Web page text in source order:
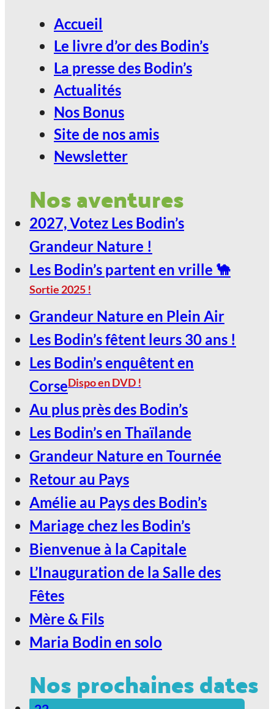
Accueil
Le livre d’or des Bodin’s
La presse des Bodin’s
Actualités
Nos Bonus
Site de nos amis
Newsletter
Nos aventures
2027, Votez Les Bodin’s
Grandeur Nature !
Les Bodin’s partent en vrille 🐪
Sortie 2025 !
Grandeur Nature en Plein Air
Les Bodin’s fêtent leurs 30 ans !
Les Bodin’s enquêtent en
CorseDispo en DVD !
Au plus près des Bodin’s
Les Bodin’s en Thaïlande
Grandeur Nature en Tournée
Retour au Pays
Amélie au Pays des Bodin’s
Mariage chez les Bodin’s
Bienvenue à la Capitale
L’Inauguration de la Salle des
Fêtes
Mère & Fils
Maria Bodin en solo
Nos prochaines dates